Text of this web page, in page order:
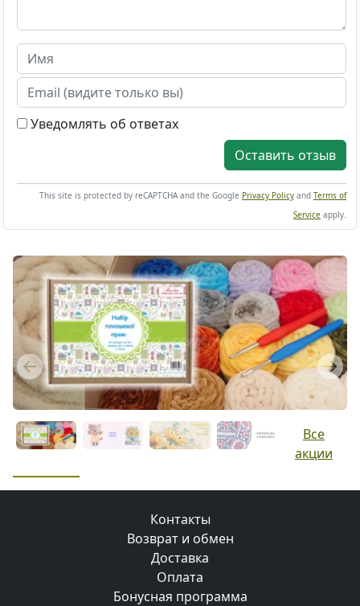
Уведомлять об ответах
Оставить отзыв
This site is protected by reCAPTCHA and the Google Privacy Policy and Terms of
Service apply.
Previous Next
Все
акции
Контакты
Возврат и обмен
Доставка
Оплата
Бонусная программа